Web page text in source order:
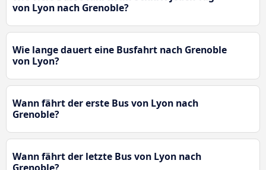
von Lyon nach Grenoble?
Wie lange dauert eine Busfahrt nach Grenoble
von Lyon?
Wann fährt der erste Bus von Lyon nach
Grenoble?
Wann fährt der letzte Bus von Lyon nach